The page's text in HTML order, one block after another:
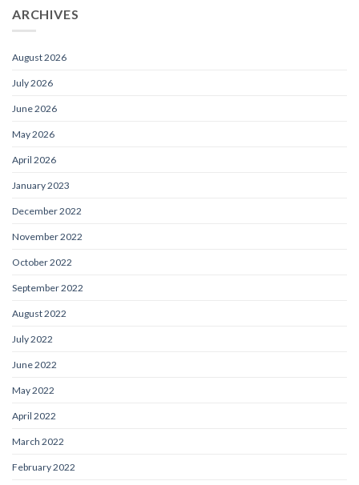
ARCHIVES
August 2026
July 2026
June 2026
May 2026
April 2026
January 2023
December 2022
November 2022
October 2022
September 2022
August 2022
July 2022
June 2022
May 2022
April 2022
March 2022
February 2022